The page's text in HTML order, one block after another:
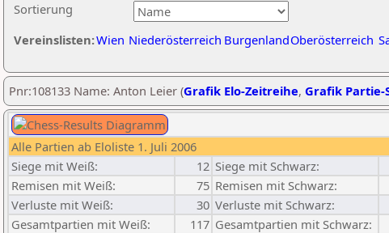
Sortierung
Vereinslisten:Wien Niederösterreich BurgenlandOberösterreich
Pnr:108133 Name: Anton Leier (Grafik Elo-Zeitreihe, Grafik Partie-
Alle Partien ab Eloliste 1. Juli 2006
Siege mit Weiß:
12 Siege mit Schwarz:
Remisen mit Weiß:
75 Remisen mit Schwarz:
Verluste mit Weiß:
30 Verluste mit Schwarz:
Gesamtpartien mit Weiß:
117 Gesamtpartien mit Schwarz: